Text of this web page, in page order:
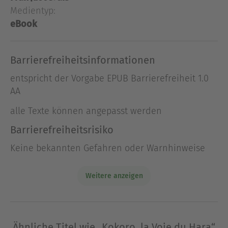
pratique, inspirant et incarné.
Medientyp:
eBook
Barrierefreiheitsinformationen
entspricht der Vorgabe EPUB Barrierefreiheit 1.0
AA
alle Texte können angepasst werden
Barrierefreiheitsrisiko
Keine bekannten Gefahren oder Warnhinweise
Weitere anzeigen